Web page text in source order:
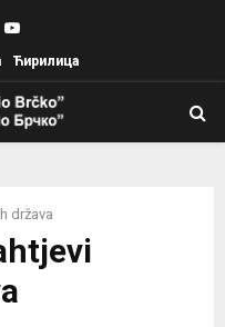
Youtube
Ћирилица
država